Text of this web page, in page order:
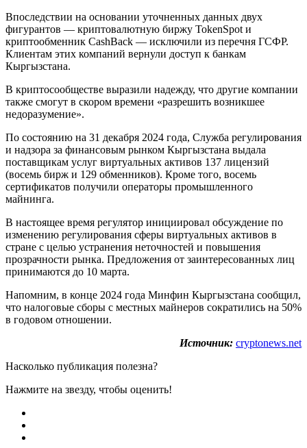
Впоследствии на основании уточненных данных двух
фигурантов — криптовалютную биржу TokenSpot и
криптообменник CashBack — исключили из перечня ГСФР.
Клиентам этих компаний вернули доступ к банкам
Кыргызстана.
В криптосообществе выразили надежду, что другие компании
также смогут в скором времени «разрешить возникшее
недоразумение».
По состоянию на 31 декабря 2024 года, Служба регулирования
и надзора за финансовым рынком Кыргызстана выдала
поставщикам услуг виртуальных активов 137 лицензий
(восемь бирж и 129 обменников). Кроме того, восемь
сертификатов получили операторы промышленного
майнинга.
В настоящее время регулятор инициировал обсуждение по
изменению регулирования сферы виртуальных активов в
стране с целью устранения неточностей и повышения
прозрачности рынка. Предложения от заинтересованных лиц
принимаются до 10 марта.
Напомним, в конце 2024 года Минфин Кыргызстана сообщил,
что налоговые сборы с местных майнеров сократились на 50%
в годовом отношении.
Источник: cryptonews.net
Насколько публикация полезна?
Нажмите на звезду, чтобы оценить!